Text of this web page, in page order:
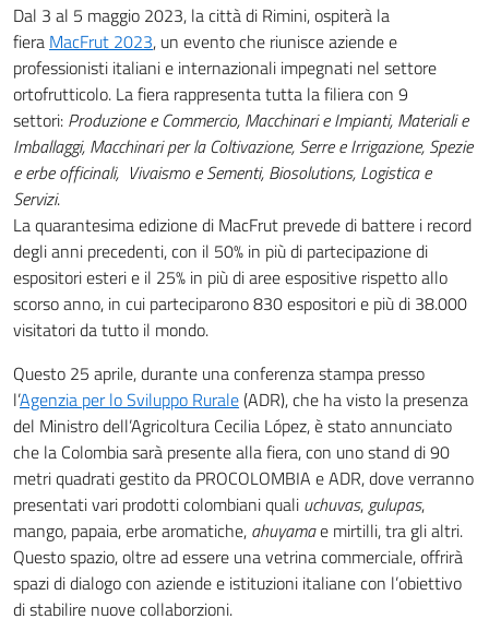
Dal 3 al 5 maggio 2023, la città di Rimini, ospiterà la
fiera MacFrut 2023, un evento che riunisce aziende e
professionisti italiani e internazionali impegnati nel settore
ortofrutticolo. La fiera rappresenta tutta la filiera con 9
settori: Produzione e Commercio, Macchinari e Impianti, Materiali e
Imballaggi, Macchinari per la Coltivazione, Serre e Irrigazione, Spezie
e erbe officinali, Vivaismo e Sementi, Biosolutions, Logistica e
Servizi.
La quarantesima edizione di MacFrut prevede di battere i record
degli anni precedenti, con il 50% in più di partecipazione di
espositori esteri e il 25% in più di aree espositive rispetto allo
scorso anno, in cui parteciparono 830 espositori e più di 38.000
visitatori da tutto il mondo.
Questo 25 aprile, durante una conferenza stampa presso
l’Agenzia per lo Sviluppo Rurale(ADR), che ha visto la presenza
del Ministro dell’Agricoltura Cecilia López, è stato annunciato
che la Colombia sarà presente alla fiera, con uno stand di 90
metri quadrati gestito da PROCOLOMBIA e ADR, dove verranno
presentati vari prodotti colombiani quali uchuvas,gulupas,
mango, papaia, erbe aromatiche, ahuyamae mirtilli, tra gli altri.
Questo spazio, oltre ad essere una vetrina commerciale, offrirà
spazi di dialogo con aziende e istituzioni italiane con l’obiettivo
di stabilire nuove collaborzioni.